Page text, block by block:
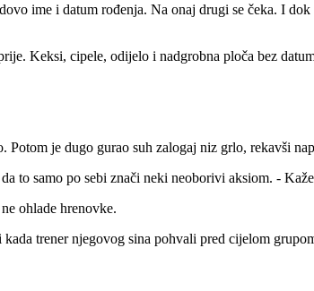
ime i datum rođenja. Na onaj drugi se čeka. I
Keksi, cipele, odijelo i nadgrobna ploča bez
Potom je dugo gurao suh zalogaj niz grlo, rekavši
to samo po sebi znači neki neoborivi aksiom. -
ohlade hrenovke.
trener njegovog sina pohvali pred cijelom